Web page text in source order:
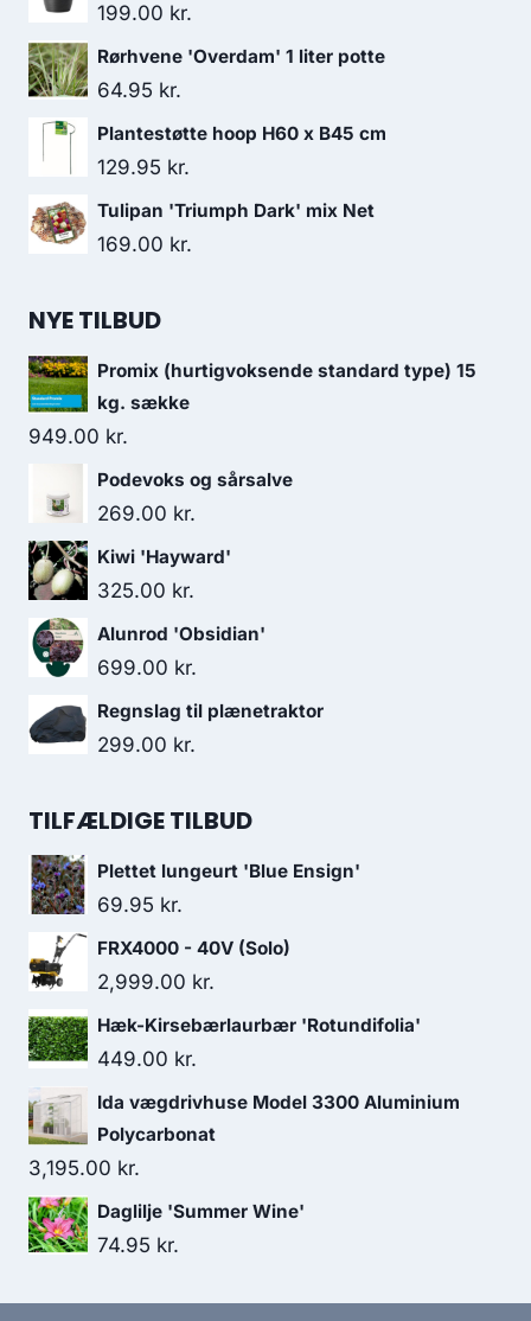
199.00 kr.
Rørhvene 'Overdam' 1 liter potte
64.95 kr.
Plantestøtte hoop H60 x B45 cm
129.95 kr.
Tulipan 'Triumph Dark' mix Net
169.00 kr.
NYE TILBUD
Promix (hurtigvoksende standard type) 15
kg. sække
949.00 kr.
Podevoks og sårsalve
269.00 kr.
Kiwi 'Hayward'
325.00 kr.
Alunrod 'Obsidian'
699.00 kr.
Regnslag til plænetraktor
299.00 kr.
TILFÆLDIGE TILBUD
Plettet lungeurt 'Blue Ensign'
69.95 kr.
FRX4000 - 40V (Solo)
2,999.00 kr.
Hæk-Kirsebærlaurbær 'Rotundifolia'
449.00 kr.
Ida vægdrivhuse Model 3300 Aluminium
Polycarbonat
3,195.00 kr.
Daglilje 'Summer Wine'
74.95 kr.